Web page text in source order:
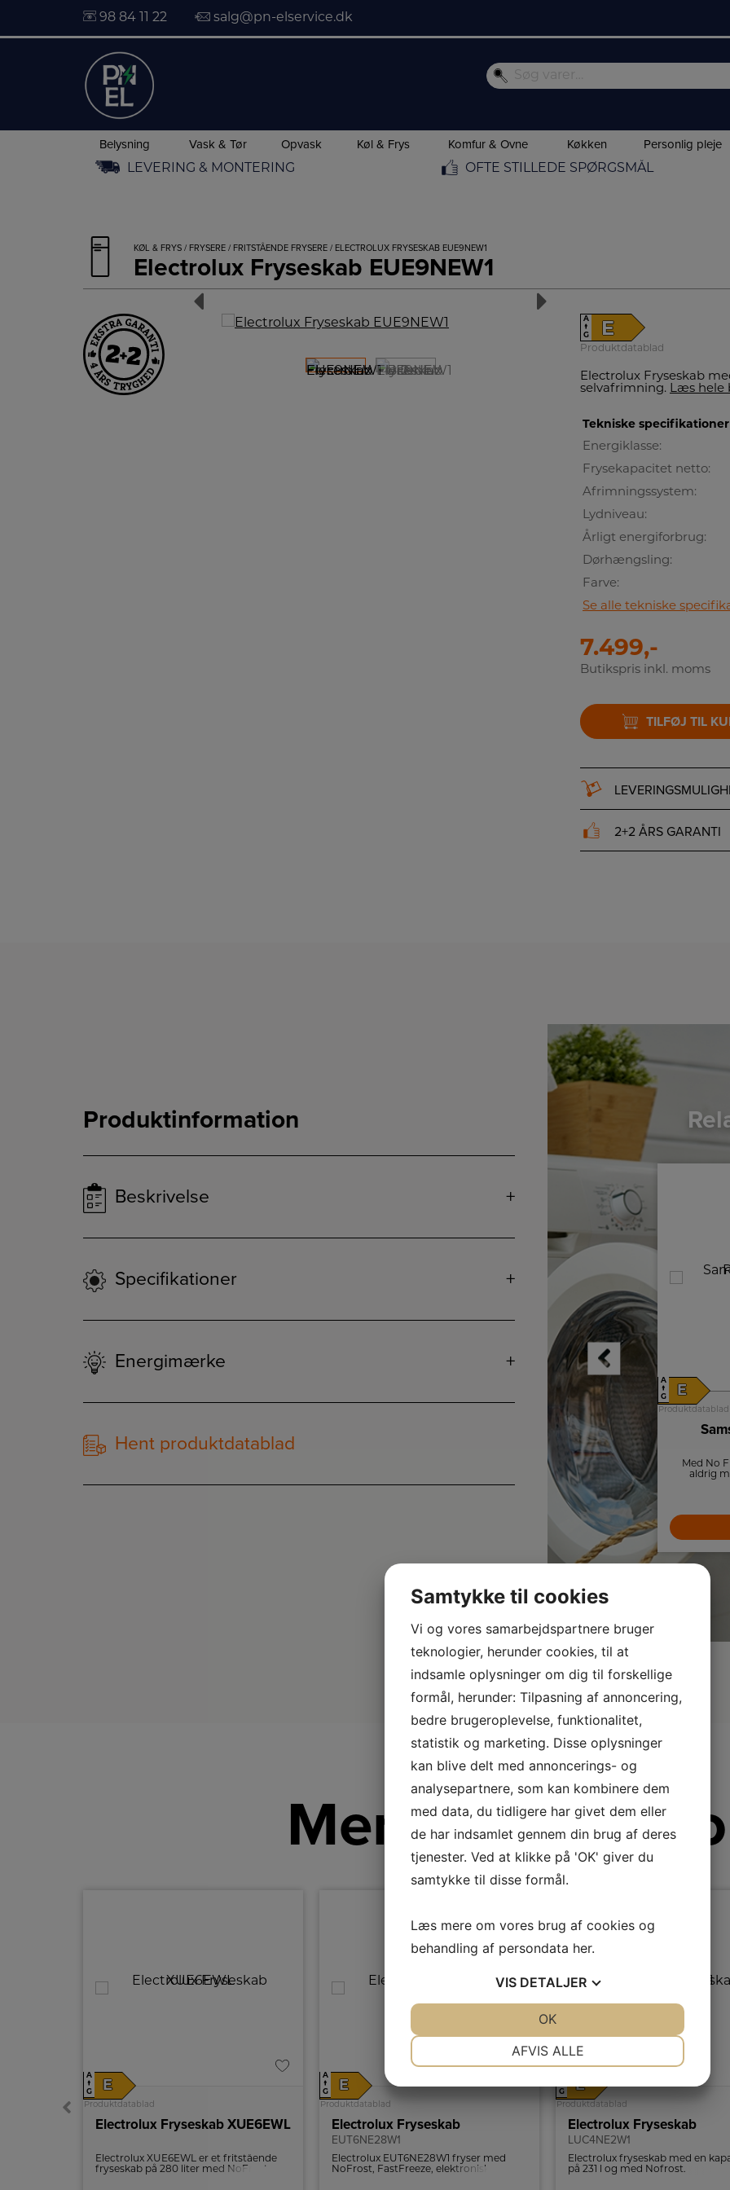
98 84 11 22 salg@pn-elservice.dk
Belysning Vask & Tør Opvask Køl & Frys Komfur & Ovne Køkken Personlig pleje
LEVERING & MONTERING OFTE STILLEDE SPØRGSMÅL
KØL & FRYS / FRYSERE / FRITSTÅENDE FRYSERE / ELECTROLUX FRYSESKAB EUE9NEW1
Electrolux Fryseskab EUE9NEW1
A
↑
G
E
Produktdatablad
Electrolux Fryseskab
selvafrimning. Læs hele
Tekniske specifikationer
Energiklasse:
Frysekapacitet netto:
Afrimningssystem:
Lydniveau:
Årligt energiforbrug:
Dørhængsling:
Farve:
Se alle tekniske
7.499,-
Butikspris inkl. moms
TILFØJ TIL
2+2 ÅRS GARANTI
Produktinformation
Beskrivelse
Specifikationer
Energimærke
Hent produktdatablad
Cylinda Køle-/fryseskab
KF3285XNRFHE
Køle-/fryseskab fra Cylinda i rustfrit stål med
automatisk afrimning og samlet kapacitet
på 331 liter.
A
↑
G
E
Produktdatablad
Med No
aldrig
Mere fra
A
↑
G
E
Produktdatablad
Electrolux Fryseskab XUE6EWL
Electrolux XUE6EWL er et fritstående
fryseskab på 280 liter med NoFrost og
A
↑
G
E
Produktdatablad
Electrolux Fryseskab
EUT6NE28W1
Electrolux EUT6NE28W1 fryser med
NoFrost, FastFreeze, elektronisk
G
E
Produktdatablad
Electrolux Fryseskab
LUC4NE2W1
Electrolux fryseskab med en
på 231 l og med Nofrost.
Samtykke til cookies
Vi og vores samarbejdspartnere bruger
teknologier, herunder cookies, til at
indsamle oplysninger om dig til forskellige
formål, herunder: Tilpasning af annoncering,
bedre brugeroplevelse, funktionalitet,
statistik og marketing. Disse oplysninger
kan blive delt med annoncerings- og
analysepartnere, som kan kombinere dem
med data, du tidligere har givet dem eller
de har indsamlet gennem din brug af deres
tjenester. Ved at klikke på 'OK' giver du
samtykke til disse formål.
Læs mere om vores brug af cookies og
behandling af persondata her.
VIS DETALJER
STATISTIK
AFVIS ALLE
OK